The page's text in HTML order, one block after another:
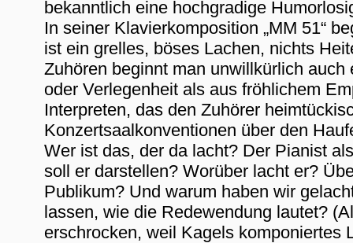
bekanntlich eine hochgradige
In seiner Klavierkomposition „MM 51“
ist ein grelles, böses Lachen, nichts
Zuhören beginnt man unwillkürlich
oder Verlegenheit als aus fröhlichem
Interpreten, das den Zuhörer
Konzertsaalkonventionen über den
Wer ist das, der da lacht? Der Pianist
soll er darstellen? Worüber lacht er?
Publikum? Und warum haben wir
lassen, wie die Redewendung lautet?
erschrocken, weil Kagels komponiertes